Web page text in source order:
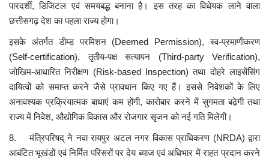
पारदर्शी, डिजिटल एवं समयबद्ध बनाना है। इस तरह का विधेयक लाने वाला
छत्तीसगढ़ देश का पहला राज्य होगा।
इसके अंतर्गत डीम्ड परमिशन (Deemed Permission), स्व-प्रमाणीकरण
(Self-certification), तृतीय-पक्ष सत्यापन (Third-party Verification),
जोखिम-आधारित निरीक्षण (Risk-based Inspection) तथा दोहरे लाइसेंसिंग
दायित्वों को समाप्त करने जैसे प्रावधान किए गए हैं। इससे निवेशकों के लिए
अनावश्यक प्रक्रियात्मक बाधाएं कम होंगी, कारोबार करने में सुगमता बढ़ेगी तथा
राज्य में निवेश, औद्योगिक विकास और रोजगार सृजन को नई गति मिलेगी।
8. मंत्रिपरिषद् ने नवा रायपुर अटल नगर विकास प्राधिकरण (NRDA) द्वारा
आबंटित भूखंडों एवं निर्मित परिसरों पर देय ब्याज एवं अधिभार में राहत प्रदान करने